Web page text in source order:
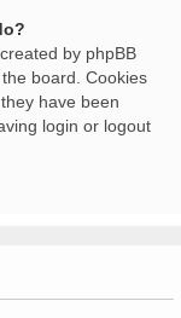
by phpBB
board. Cookies
have been
login or logout